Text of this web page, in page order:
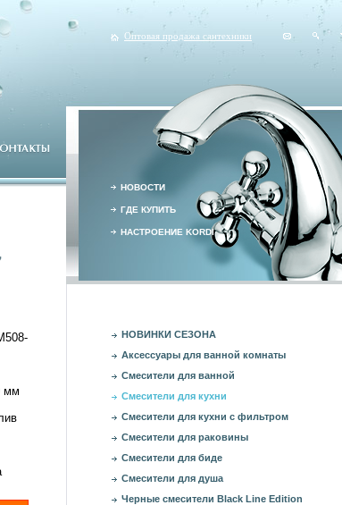
мм
Оптовая продажа сантехники
НОВОСТИ
ГДЕ КУПИТЬ
НАСТРОЕНИЕ KORDI
НОВИНКИ СЕЗОНА
Аксессуары для ванной комнаты
Смесители для ванной
Смесители для кухни
Смесители для кухни с фильтром
Смесители для раковины
Смесители для биде
Смесители для душа
Черные смесители Black Line Edition